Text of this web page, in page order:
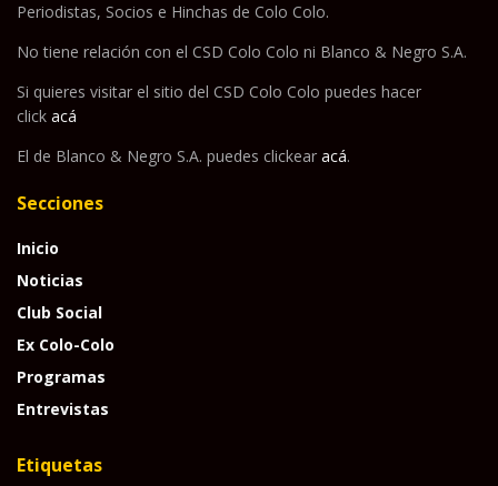
Periodistas, Socios e Hinchas de Colo Colo.
No tiene relación con el CSD Colo Colo ni Blanco & Negro S.A.
Si quieres visitar el sitio del CSD Colo Colo puedes hacer
click acá
El de Blanco & Negro S.A. puedes clickear acá.
Secciones
Inicio
Noticias
Club Social
Ex Colo-Colo
Programas
Entrevistas
Etiquetas